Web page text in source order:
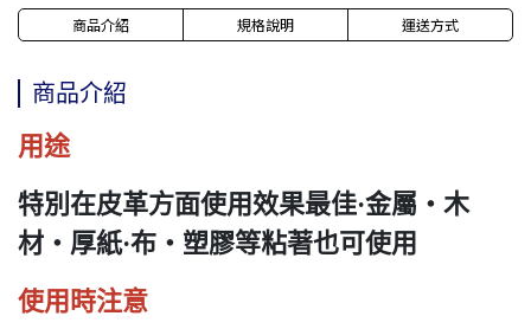
商品介紹 規格說明 運送方式
商品介紹
用途
特別在皮革方面使用效果最佳·金屬・木
材・厚紙·布・塑膠等粘著也可使用
使用時注意